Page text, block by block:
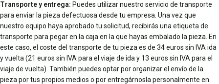
Transporte y entrega: Puedes utilizar nuestro servicio de transporte
para enviar la pieza defectuosa desde tu empresa. Una vez que
nuestro equipo haya aprobado tu solicitud, recibirás una etiqueta de
transporte para pegar en la caja en la que hayas embalado la pieza. En
este caso, el coste del transporte de tu pieza es de 34 euros sin IVA ida
y vuelta (21 euros sin IVA para el viaje de ida y 13 euros sin IVA para el
viaje de vuelta). También puedes optar por organizar el envío de la
pieza por tus propios medios o por entregárnosla personalmente en